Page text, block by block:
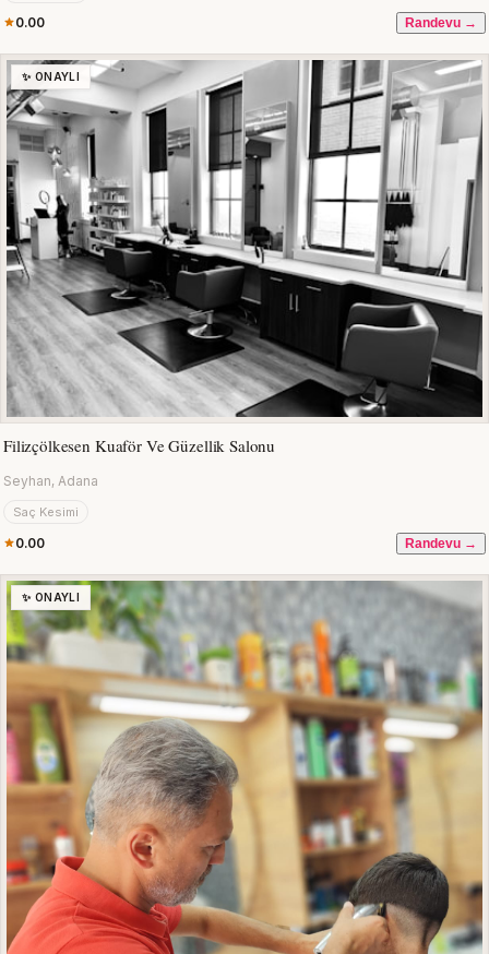
0.00 Randevu →
✨ ONAYLI
Filizçölkesen Kuaför Ve Güzellik Salonu
Seyhan, Adana
Saç Kesimi
0.00 Randevu →
✨ ONAYLI